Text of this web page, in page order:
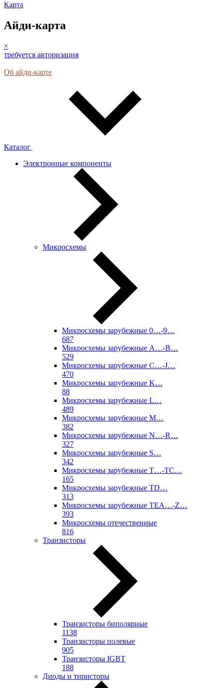
Карта
Айди-карта
×
требуется авторизация
Об айди-карте
Каталог
Электронные компоненты
Микросхемы
Микросхемы зарубежные 0…-9…
687
Микросхемы зарубежные A…-B…
529
Микросхемы зарубежные C…-J…
470
Микросхемы зарубежные K…
88
Микросхемы зарубежные L…
489
Микросхемы зарубежные M…
382
Микросхемы зарубежные N…-R…
327
Микросхемы зарубежные S…
342
Микросхемы зарубежные T…-TC…
165
Микросхемы зарубежные TD…
313
Микросхемы зарубежные TEA…-Z…
393
Микросхемы отечественные
816
Транзисторы
Транзисторы биполярные
1138
Транзисторы полевые
905
Транзисторы IGBT
188
Диоды и тиристоры